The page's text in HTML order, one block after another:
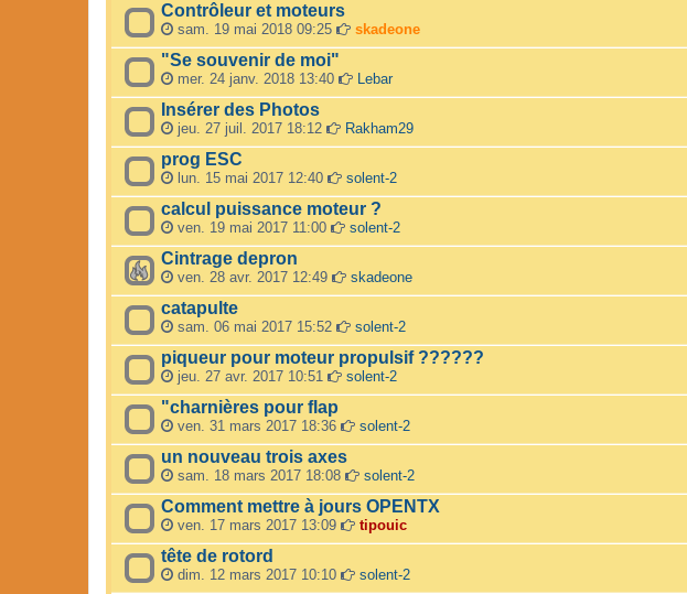
Contrôleur et moteurs
sam. 19 mai 2018 09:25 skadeone
"Se souvenir de moi"
mer. 24 janv. 2018 13:40 Lebar
Insérer des Photos
jeu. 27 juil. 2017 18:12 Rakham29
prog ESC
lun. 15 mai 2017 12:40 solent-2
calcul puissance moteur ?
ven. 19 mai 2017 11:00 solent-2
Cintrage depron
ven. 28 avr. 2017 12:49 skadeone
catapulte
sam. 06 mai 2017 15:52 solent-2
piqueur pour moteur propulsif ??????
jeu. 27 avr. 2017 10:51 solent-2
"charnières pour flap
ven. 31 mars 2017 18:36 solent-2
un nouveau trois axes
sam. 18 mars 2017 18:08 solent-2
Comment mettre à jours OPENTX
ven. 17 mars 2017 13:09 tipouic
tête de rotord
dim. 12 mars 2017 10:10 solent-2